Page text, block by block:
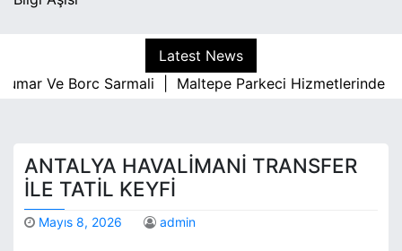
Latest News
Ve Borc Sarmali |
Maltepe Parkeci Hizmetlerinde
ANTALYA HAVALIMANI TRANSFER
İLE TATIL KEYFI
Mayıs 8, 2026 admin